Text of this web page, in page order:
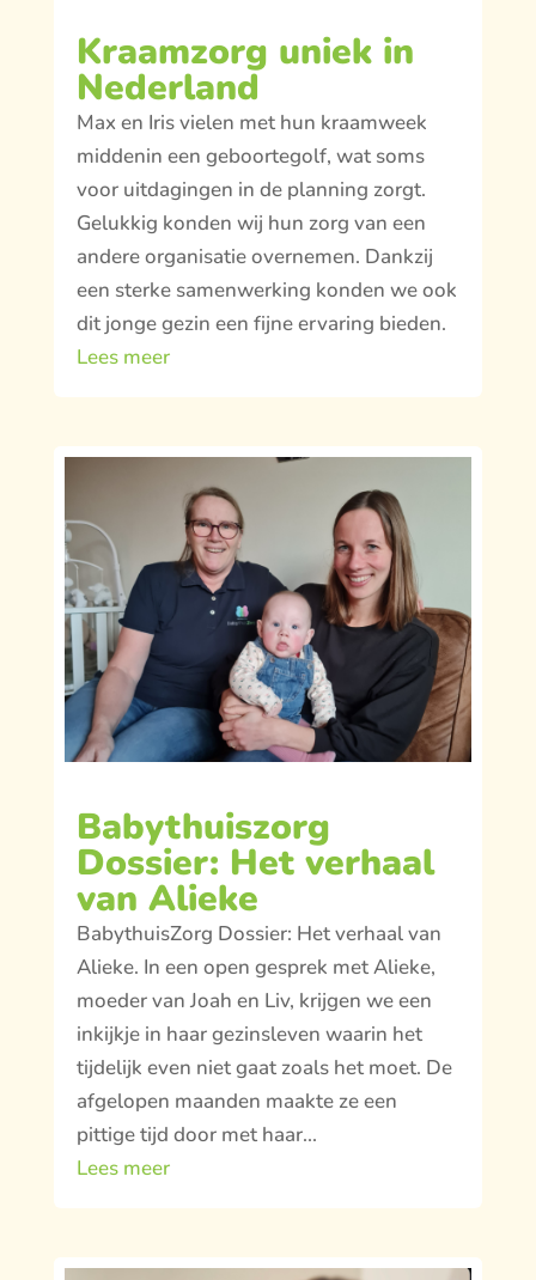
Kraamzorg uniek in
Nederland
Max en Iris vielen met hun kraamweek
middenin een geboortegolf, wat soms
voor uitdagingen in de planning zorgt.
Gelukkig konden wij hun zorg van een
andere organisatie overnemen. Dankzij
een sterke samenwerking konden we ook
dit jonge gezin een fijne ervaring bieden.
Lees meer
Babythuiszorg
Dossier: Het verhaal
van Alieke
BabythuisZorg Dossier: Het verhaal van
Alieke. In een open gesprek met Alieke,
moeder van Joah en Liv, krijgen we een
inkijkje in haar gezinsleven waarin het
tijdelijk even niet gaat zoals het moet. De
afgelopen maanden maakte ze een
pittige tijd door met haar...
Lees meer